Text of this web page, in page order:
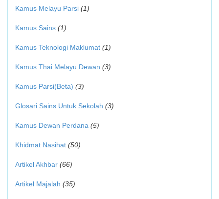
Kamus Melayu Parsi (1)
Kamus Sains (1)
Kamus Teknologi Maklumat (1)
Kamus Thai Melayu Dewan (3)
Kamus Parsi(Beta) (3)
Glosari Sains Untuk Sekolah (3)
Kamus Dewan Perdana (5)
Khidmat Nasihat (50)
Artikel Akhbar (66)
Artikel Majalah (35)